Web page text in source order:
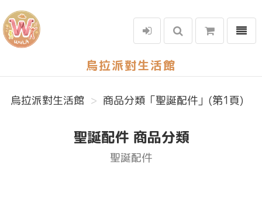
烏拉派對生活館
選單
烏拉派對生活館 商品分類「聖誕配件」(第1頁)
聖誕配件 商品分類
聖誕配件